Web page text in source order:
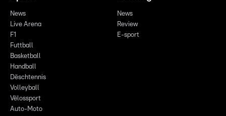
News
Live Arena
F1
Futtball
Basketball
Handball
Dëschtennis
Volleyball
Vëlossport
Auto-Moto
News
Review
E-sport